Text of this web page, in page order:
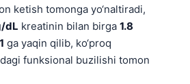
ketish tomonga yo‘naltiradi,
dL kreatinin bilan birga 1.8
ga yaqin qilib, ko‘proq
funksional buzilishi tomon